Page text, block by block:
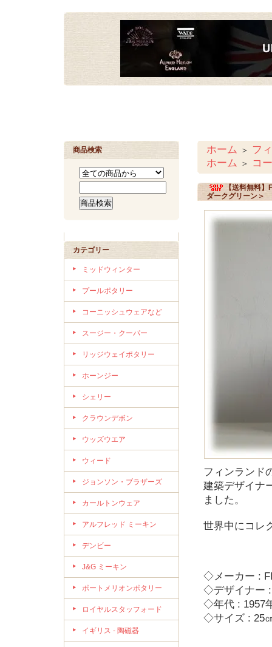
商品検索
カテゴリー
ミッドウィンター
プールポタリー
コーニッシュウェアなど
スージー・クーパー
リッジウェイポタリー
ホーンジー
シェリー
クラウンデボン
ウッズウエア
ウィード
ジョンソン・ブラザーズ
カールトンウェア
アルフレッド ミーキン
デンビー
J&G ミーキン
ポートメリオンポタリー
ロイヤルスタッフォード
イギリス - 陶磁器
ホーム ＞ フ
ホーム ＞ コ
【送料無料
ダークグリーン＞
フィンランド
建築デザイナ
ました。
世界中にコレ
◇メーカー :
◇デザイナー :
◇年代 : 1957
◇サイズ : 25